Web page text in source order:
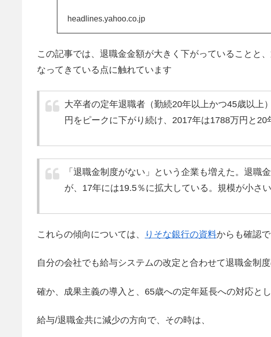
headlines.yahoo.co.jp
この記事では、退職金金額が大きく下がっていることと
なってきている点に触れています
大卒者の定年退職者（勤続20年以上かつ45歳以上
円をピークに下がり続け、2017年は1788万円と20
「退職金制度がない」という企業も増えた。退職
が、17年には19.5％に拡大している。規模が小さ
これらの傾向については、 りそな銀行の資料からも確認
自分の会社でも給与システムの改定と合わせて退職金制
確か、成果主義の導入と、65歳への定年延長への対応と
給与/退職金共に減少の方向で、その時は、